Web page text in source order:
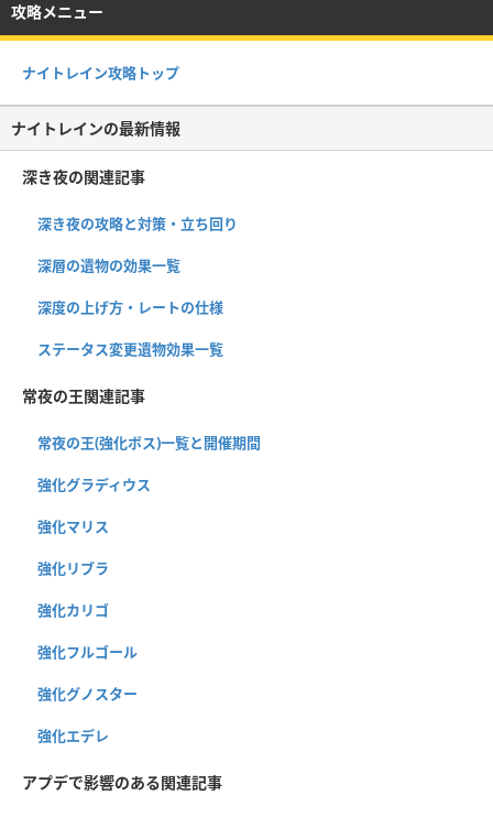
攻略メニュー
ナイトレイン攻略トップ
ナイトレインの最新情報
深き夜の関連記事
深き夜の攻略と対策・立ち回り
深層の遺物の効果一覧
深度の上げ方・レートの仕様
ステータス変更遺物効果一覧
常夜の王関連記事
常夜の王(強化ボス)一覧と開催期間
強化グラディウス
強化マリス
強化リブラ
強化カリゴ
強化フルゴール
強化グノスター
強化エデレ
アプデで影響のある関連記事